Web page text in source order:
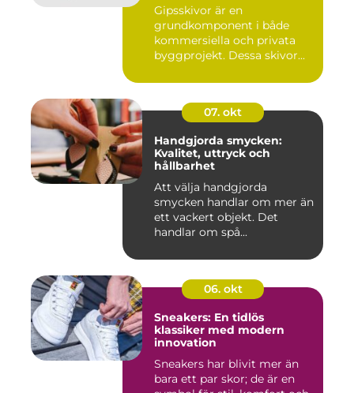
Gipsskivor är en
grundkomponent i både
kommersiella och privata
byggprojekt. Dessa skivor...
07. okt
Handgjorda smycken:
Kvalitet, uttryck och
hållbarhet
Att välja handgjorda
smycken handlar om mer än
ett vackert objekt. Det
handlar om spå...
06. okt
Sneakers: En tidlös
klassiker med modern
innovation
Sneakers har blivit mer än
bara ett par skor; de är en